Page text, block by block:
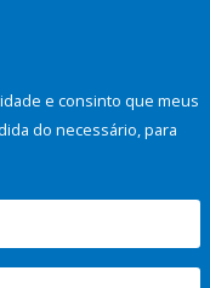
e consinto que meus
do necessário, para